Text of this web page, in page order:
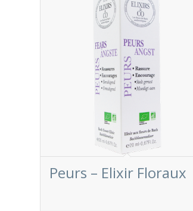
Peurs – Elixir Floraux